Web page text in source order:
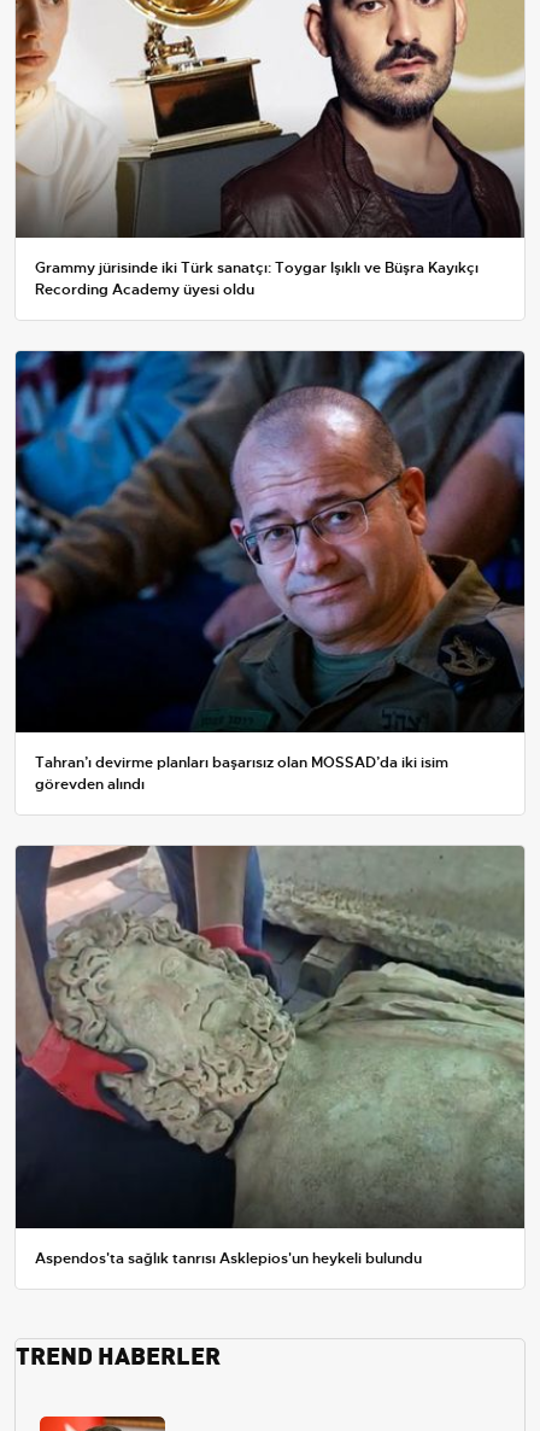
Grammy jürisinde iki Türk sanatçı: Toygar Işıklı ve Büşra Kayıkçı
Recording Academy üyesi oldu
Tahran’ı devirme planları başarısız olan MOSSAD’da iki isim
görevden alındı
Aspendos'ta sağlık tanrısı Asklepios'un heykeli bulundu
TREND HABERLER